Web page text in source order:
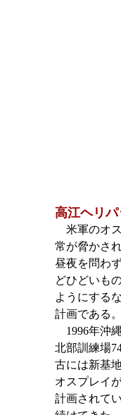
高江ヘリパ
米軍のオス
常が脅かさ
昼夜を問わ
どひどいも
ようにする
計画である。
1996年沖
北部訓練場
古には新基
オスプレイ
計画されて